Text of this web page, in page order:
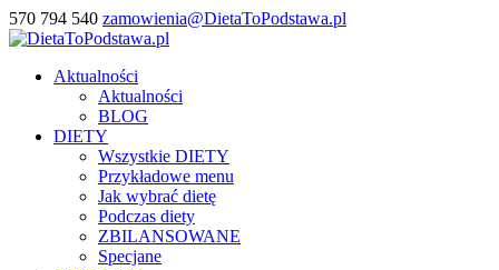
570 794 540 zamowienia@DietaToPodstawa.pl
Aktualności
Aktualności
BLOG
DIETY
Wszystkie DIETY
Przykładowe menu
Jak wybrać dietę
Podczas diety
ZBILANSOWANE
Specjane